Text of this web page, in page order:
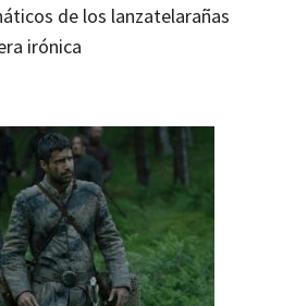
de los lanzatelarañas
irónica